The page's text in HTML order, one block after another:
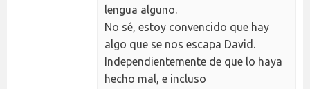
lengua alguno.
No sé, estoy convencido que hay
algo que se nos escapa David.
Independientemente de que lo haya
hecho mal, e incluso